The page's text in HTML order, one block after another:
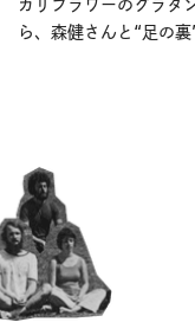
ら、森健さんと“足の